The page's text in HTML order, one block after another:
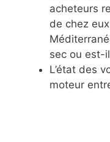
acheteurs
de chez
sec ou est-il
L’état des
moteur